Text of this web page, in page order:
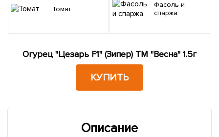
Томат
Фасоль и
спаржа
Огурец "Цезарь F1" (Зипер) ТМ "Весна" 1.5г
КУПИТЬ
Описание